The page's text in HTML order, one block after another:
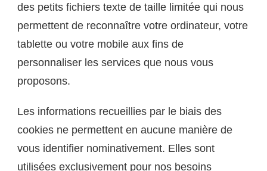
des petits fichiers texte de taille limitée qui nous
permettent de reconnaître votre ordinateur, votre
tablette ou votre mobile aux fins de
personnaliser les services que nous vous
proposons.
Les informations recueillies par le biais des
cookies ne permettent en aucune manière de
vous identifier nominativement. Elles sont
utilisées exclusivement pour nos besoins